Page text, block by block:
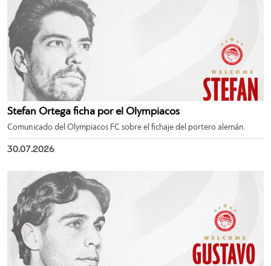
Stefan Ortega ficha por el Olympiacos
Comunicado del Olympiacos FC sobre el fichaje del portero alemán.
30.07.2026